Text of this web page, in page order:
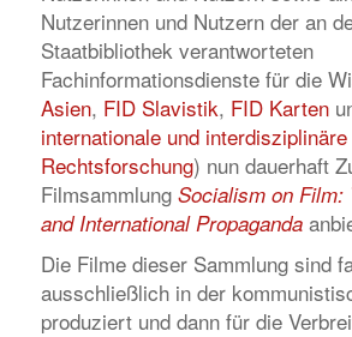
Nutzerinnen und Nutzern der an
Staatbibliothek verantworteten
Fachinformationsdienste für die
Asien, FID Slavistik, FID Karten
internationale und interdisziplinäre
Rechtsforschung) nun dauerhaft
Filmsammlung Socialism on Film:
and International Propaganda
Die Filme dieser Sammlung sind
ausschließlich in der
produziert und dann für die